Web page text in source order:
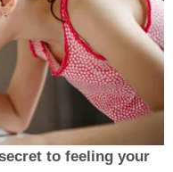
to feeling your